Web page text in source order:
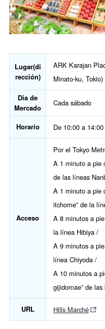
Lugar(di
rección)
ARK Karajan
Minato-ku, Tokio)
Día de
Mercado
Cada sábado
Horario De 10:00 a 14:00
Acceso
Por el Tokyo
A 1 minuto a pie
de las líneas
A 1 minuto a pie
itchome” de la
A 8 minutos a
la línea Hibiya /
A 9 minutos a
línea Chiyoda /
A 10 minutos a
gijidomae” de
URL Hills Marché